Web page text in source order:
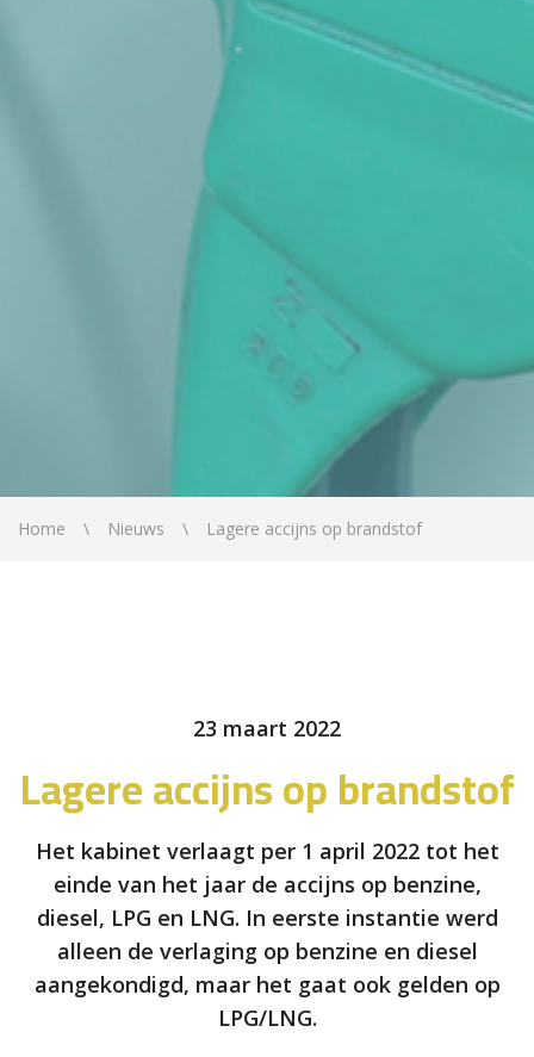
Home Nieuws Lagere accijns op brandstof
23 maart 2022
Lagere accijns op brandstof
Het kabinet verlaagt per 1 april 2022 tot het
einde van het jaar de accijns op benzine,
diesel, LPG en LNG. In eerste instantie werd
alleen de verlaging op benzine en diesel
aangekondigd, maar het gaat ook gelden op
LPG/LNG.